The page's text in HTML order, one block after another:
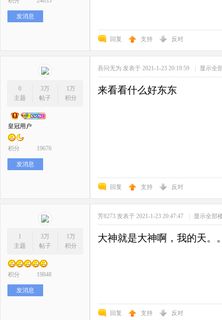
发消息
回复 支持 反对
0
主题
3万
帖子
1万
积分
皇冠用户
积分 19676
发消息
吾问无为 发表于 2021-1-23 20:19:59 | 显示全
来看看什么好东东
回复 支持 反对
1
主题
3万
帖子
1万
积分
积分 19848
发消息
芳8273 发表于 2021-1-23 20:47:47 | 显示全部
大神就是大神啊，我的天。
回复 支持 反对